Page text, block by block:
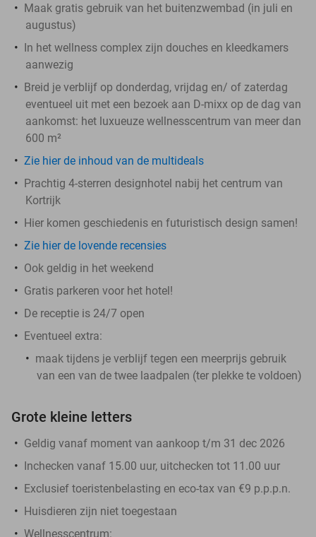
Maak gratis gebruik van het buitenzwembad (in juli en
augustus)
In het wellness complex zijn douches en kleedkamers
aanwezig
Breid je verblijf op donderdag, vrijdag en/ of zaterdag
eventueel uit met een bezoek aan D-mixx op de dag van
aankomst: het luxueuze wellnesscentrum van meer dan
600 m²
Zie hier de inhoud van de multideals
Prachtig 4-sterren designhotel nabij het centrum van
Kortrijk
Hier komen geschiedenis en futuristisch design samen!
Zie hier de lovende recensies
Ook geldig in het weekend
Gratis parkeren voor het hotel!
De receptie is 24/7 open
Eventueel extra:
maak tijdens je verblijf tegen een meerprijs gebruik
van een van de twee laadpalen (ter plekke te voldoen)
Grote kleine letters
Geldig vanaf moment van aankoop t/m 31 dec 2026
Inchecken vanaf 15.00 uur, uitchecken tot 11.00 uur
Exclusief toeristenbelasting en eco-tax van €9 p.p.p.n.
Huisdieren zijn niet toegestaan
Wellnesscentrum: